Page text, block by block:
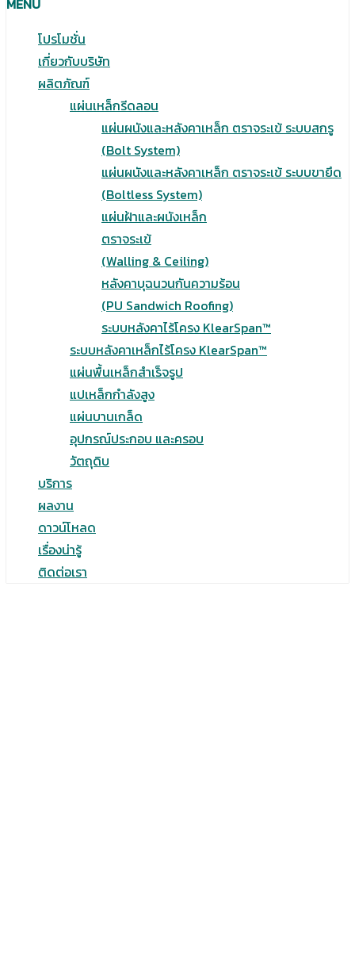
MENU
โปรโมชั่น
เกี่ยวกับบริษัท
ผลิตภัณฑ์
แผ่นเหล็กรีดลอน
แผ่นผนังและหลังคาเหล็ก ตราจระเข้ ระบบสกรู
(Bolt System)
แผ่นผนังและหลังคาเหล็ก ตราจระเข้ ระบบขายึด
(Boltless System)
แผ่นฝ้าและผนังเหล็ก
ตราจระเข้
(Walling & Ceiling)
หลังคาบุฉนวนกันความร้อน
(PU Sandwich Roofing)
ระบบหลังคาไร้โครง KlearSpan™
ระบบหลังคาเหล็กไร้โครง KlearSpan™
แผ่นพื้นเหล็กสำเร็จรูป
แปเหล็กกำลังสูง
แผ่นบานเกล็ด
อุปกรณ์ประกอบ และครอบ
วัตถุดิบ
บริการ
ผลงาน
ดาวน์โหลด
เรื่องน่ารู้
ติดต่อเรา